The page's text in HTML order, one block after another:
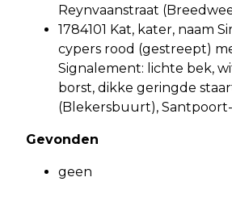
Reynvaanstraat
1784101 Kat, kater, naam
cypers rood (gestreept)
Signalement: lichte bek,
borst, dikke geringde
(Blekersbuurt),
Gevonden
geen